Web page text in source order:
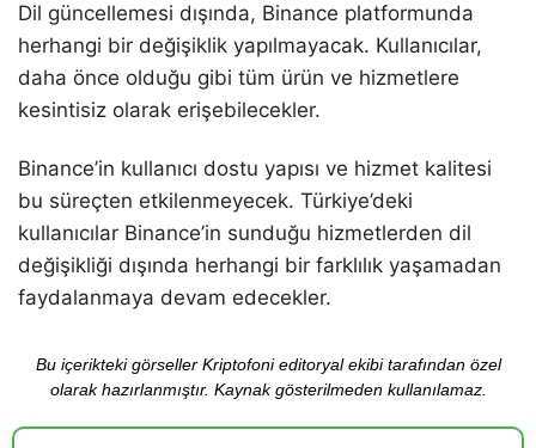
Dil güncellemesi dışında, Binance platformunda
herhangi bir değişiklik yapılmayacak. Kullanıcılar,
daha önce olduğu gibi tüm ürün ve hizmetlere
kesintisiz olarak erişebilecekler.
Binance’in kullanıcı dostu yapısı ve hizmet kalitesi
bu süreçten etkilenmeyecek. Türkiye’deki
kullanıcılar Binance’in sunduğu hizmetlerden dil
değişikliği dışında herhangi bir farklılık yaşamadan
faydalanmaya devam edecekler.
Bu içerikteki görseller Kriptofoni editoryal ekibi tarafından özel
olarak hazırlanmıştır. Kaynak gösterilmeden kullanılamaz.